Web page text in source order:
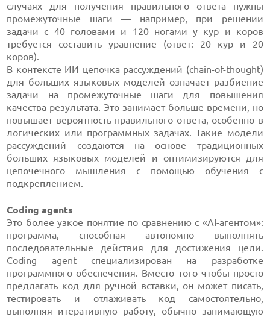
случаях для получения правильного ответа нужны
промежуточные шаги — например, при решении
задачи с 40 головами и 120 ногами у кур и коров
требуется составить уравнение (ответ: 20 кур и 20
коров).
В контексте ИИ цепочка рассуждений (chain-of-thought)
для больших языковых моделей означает разбиение
задачи на промежуточные шаги для повышения
качества результата. Это занимает больше времени, но
повышает вероятность правильного ответа, особенно в
логических или программных задачах. Такие модели
рассуждений создаются на основе традиционных
больших языковых моделей и оптимизируются для
цепочечного мышления с помощью обучения с
подкреплением.
Coding agents
Это более узкое понятие по сравнению с «AI-агентом»:
программа, способная автономно выполнять
последовательные действия для достижения цели.
Coding agent специализирован на разработке
программного обеспечения. Вместо того чтобы просто
предлагать код для ручной вставки, он может писать,
тестировать и отлаживать код самостоятельно,
выполняя итеративную работу, обычно занимающую